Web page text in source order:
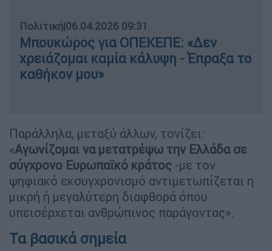
Πολιτική|06.04.2026 09:31
Μπουκώρος για ΟΠΕΚΕΠΕ: «Δεν
χρειάζομαι καμία κάλυψη - Έπραξα το
καθήκον μου»
Παράλληλα, μεταξύ άλλων, τονίζει:
«Αγωνίζομαι να μετατρέψω την Ελλάδα σε
σύγχρονο Ευρωπαϊκό κράτος -με τον
ψηφιακό εκσυγχρονισμό αντιμετωπίζεται η
μικρή ή μεγαλύτερη διαφθορά όπου
υπεισέρχεται ανθρώπινος παράγοντας».
Τα βασικά σημεία